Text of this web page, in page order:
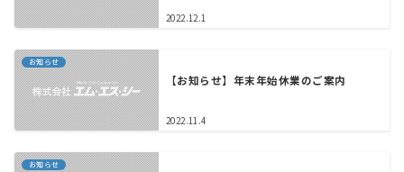
2022.12.1
お知らせ
【お知らせ】年末年始休業のご案内
2022.11.4
お知らせ